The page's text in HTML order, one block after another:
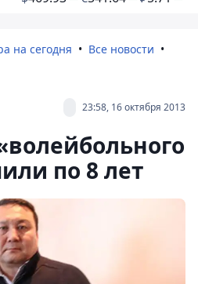
на сегодня
Все новости
23:58, 16 октября 2013
по 8 лет